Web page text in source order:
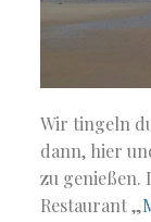
Wir tingeln
dann, hier
zu genießen.
Restaurant „